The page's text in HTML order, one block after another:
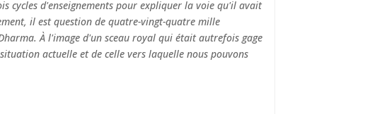
cycles d'enseignements pour expliquer la voie qu'il avait
il est question de quatre-vingt-quatre mille
À l'image d'un sceau royal qui était autrefois gage
actuelle et de celle vers laquelle nous pouvons